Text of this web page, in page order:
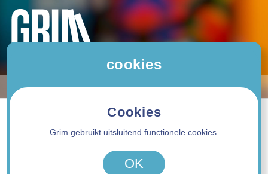
0 product(en) - 0,00€
cookies
Cookies
Grim gebruikt uitsluitend functionele cookies.
OK